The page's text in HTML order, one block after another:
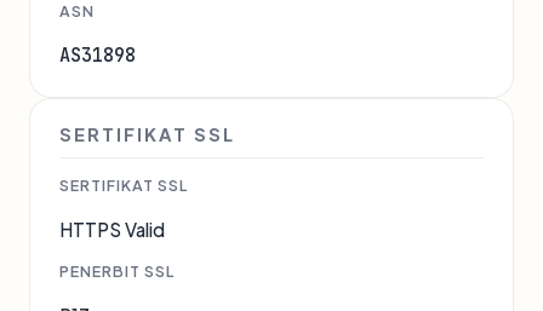
ASN
AS31898
SERTIFIKAT SSL
SERTIFIKAT SSL
HTTPS Valid
PENERBIT SSL